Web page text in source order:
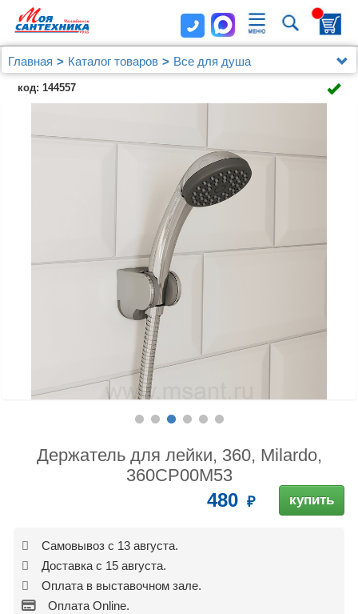
Главная Каталог товаров
Все для душа
Держатели леек для душа
Держатель для лейки, 360, Milardo, 360CP00M53
код: 144557
Держатель для лейки, 360, Milardo,
360CP00M53
480 купить
Самовывоз с 13 августа.
Доставка с 15 августа.
Оплата в выставочном зале.
Оплата Online.